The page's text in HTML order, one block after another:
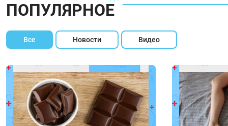
ПОПУЛЯРНОЕ
Все Новости Видео